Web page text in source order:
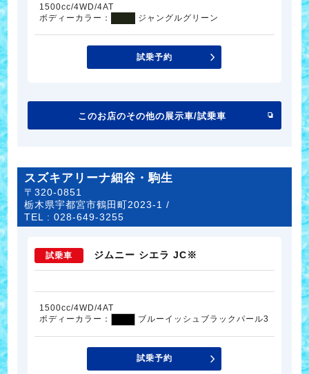
1500cc/4WD/4AT
ボディーカラー：
ジャングルグリーン
試乗予約
このお店のその他の展示車/試乗車
スズキアリーナ細谷・駒生
〒320-0851
栃木県宇都宮市鶴田町2023-1 /
TEL :028-649-3255
試乗車 ジムニー シエラ JC※
1500cc/4WD/4AT
ボディーカラー：
ブルーイッシュブラックパール3
試乗予約